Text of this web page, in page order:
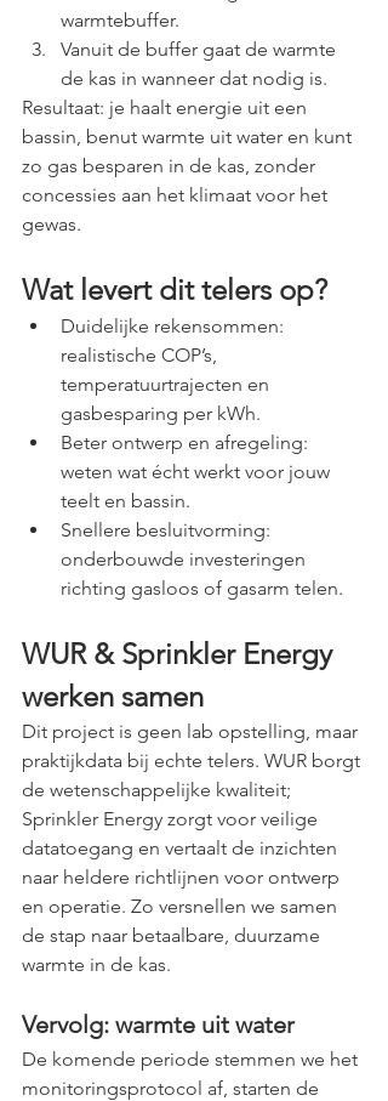
warmtebuffer.
Vanuit de buffer gaat de warmte
de kas in wanneer dat nodig is.
Resultaat: je haalt energie uit een
bassin, benut warmte uit water en kunt
zo gas besparen in de kas, zonder
concessies aan het klimaat voor het
gewas.
Wat levert dit telers op?
Duidelijke rekensommen:
realistische COP’s,
temperatuurtrajecten en
gasbesparing per kWh.
Beter ontwerp en afregeling:
weten wat écht werkt voor jouw
teelt en bassin.
Snellere besluitvorming:
onderbouwde investeringen
richting gasloos of gasarm telen.
WUR & Sprinkler Energy
werken samen
Dit project is geen lab opstelling, maar
praktijkdata bij echte telers. WUR borgt
de wetenschappelijke kwaliteit;
Sprinkler Energy zorgt voor veilige
datatoegang en vertaalt de inzichten
naar heldere richtlijnen voor ontwerp
en operatie. Zo versnellen we samen
de stap naar betaalbare, duurzame
warmte in de kas.
Vervolg: warmte uit water
De komende periode stemmen we het
monitoringsprotocol af, starten de